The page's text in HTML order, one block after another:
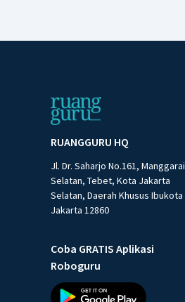
RUANGGURU HQ
Jl. Dr. Saharjo No.161, Manggarai
Selatan, Tebet, Kota Jakarta
Selatan, Daerah Khusus Ibukota
Jakarta 12860
Coba GRATIS Aplikasi
Roboguru